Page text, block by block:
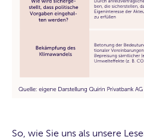
So, wie Sie uns als unsere